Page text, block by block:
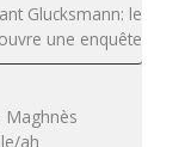
Glucksmann: le
une enquête
Maghnès
ah